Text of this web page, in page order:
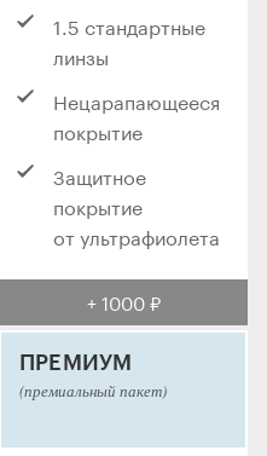
1.5 стандартные
линзы
Нецарапающееся
покрытие
Защитное
покрытие
от ультрафиолета
+ 1000 ₽
ПРЕМИУМ
(премиальный пакет)